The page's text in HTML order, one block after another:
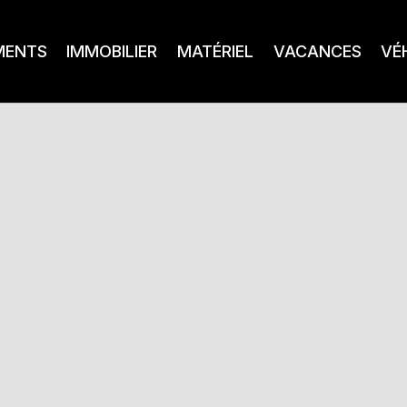
IMMOBILIER MATÉRIEL VACANCES